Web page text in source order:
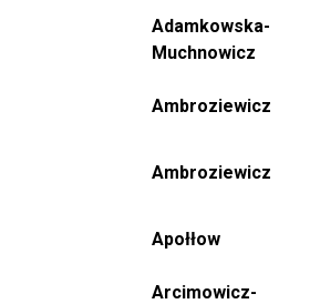
Adamkowska-
Muchnowicz
Ambroziewicz
Ambroziewicz
Apołłow
Arcimowicz-